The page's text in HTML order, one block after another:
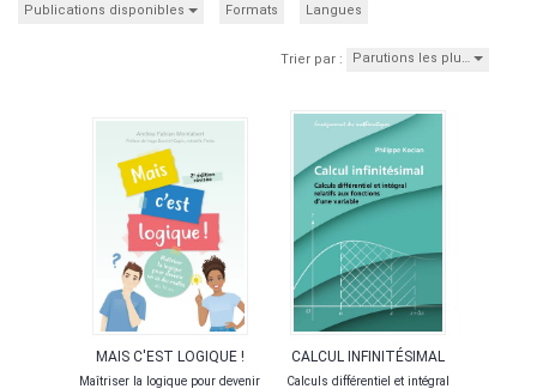
Publications disponibles Formats Langues
Trier par : Parutions les plu…
MAIS C'EST LOGIQUE !
Maîtriser la logique pour devenir
CALCUL INFINITÉSIMAL
Calculs différentiel et intégral